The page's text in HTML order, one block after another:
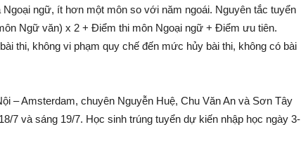
ngữ, ít hơn một môn so với năm ngoái. Nguyên tắc tuyển
Ngữ văn) x 2 + Điểm thi môn Ngoại ngữ + Điểm ưu tiên.
thi, không vi phạm quy chế đến mức hủy bài thi, không có bài
– Amsterdam, chuyên Nguyễn Huệ, Chu Văn An và Sơn Tây
7 và sáng 19/7. Học sinh trúng tuyển dự kiến nhập học ngày 3-